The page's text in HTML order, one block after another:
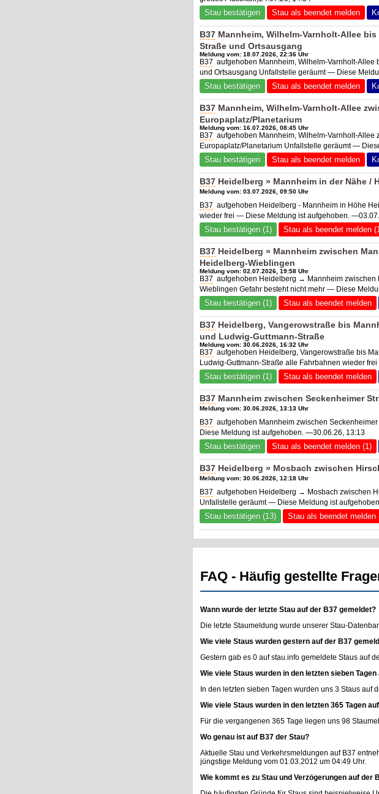
Stau bestätigen Stau als beendet melden
B37 Mannheim, Wilhelm-Varnholt-Allee
Straße und Ortsausgang
Meldung vom: 18.07.2026, 22:36 Uhr
B37 aufgehoben Mannheim, Wilhelm-Varnholt-
und Ortsausgang Unfallstelle geräumt — Diese
Stau bestätigen Stau als beendet melden
B37 Mannheim, Wilhelm-Varnholt-Allee
Europaplatz/Planetarium
Meldung vom: 16.07.2026, 08:45 Uhr
B37 aufgehoben Mannheim, Wilhelm-Varnholt-
Europaplatz/Planetarium Unfallstelle geräumt —
Stau bestätigen Stau als beendet melden
B37 Heidelberg » Mannheim in der Nähe /
Meldung vom: 03.07.2026, 09:50 Uhr
B37 aufgehoben Heidelberg - Mannheim in Höhe
wieder frei — Diese Meldung ist aufgehoben.
Stau bestätigen (1) Stau als beendet melden
B37 Heidelberg » Mannheim zwischen
Heidelberg-Wieblingen
Meldung vom: 02.07.2026, 19:58 Uhr
B37 aufgehoben Heidelberg → Mannheim
Wieblingen Gefahr besteht nicht mehr — Diese
Stau bestätigen (1) Stau als beendet melden
B37 Heidelberg, Vangerowstraße bis
und Ludwig-Guttmann-Straße
Meldung vom: 30.06.2026, 16:32 Uhr
B37 aufgehoben Heidelberg, Vangerowstraße bis
Ludwig-Guttmann-Straße alle Fahrbahnen wieder
Stau bestätigen (1) Stau als beendet melden
B37 Mannheim zwischen Seckenheimer
Meldung vom: 30.06.2026, 13:13 Uhr
B37 aufgehoben Mannheim zwischen
Diese Meldung ist aufgehoben. —30.06.26, 13:13
Stau bestätigen Stau als beendet melden (1)
B37 Heidelberg » Mosbach zwischen
Meldung vom: 30.06.2026, 12:18 Uhr
B37 aufgehoben Heidelberg → Mosbach zwischen
Unfallstelle geräumt — Diese Meldung ist
Stau bestätigen (13) Stau als beendet melden
FAQ - Häufig gestellte
Wann wurde der letzte Stau auf der B37 gemeldet?
Die letzte Staumeldung wurde unserer Stau-
Wie viele Staus wurden gestern auf der B37
Gestern gab es 0 aufstau.info gemeldete Staus auf
Wie viele Staus wurden in den letzten sieben
In den letzten sieben Tagen wurden uns 3 Staus auf
Wie viele Staus wurden in den letzten 365 Tagen
Für die vergangenen 365 Tage liegen uns 98
Wo genau ist auf B37 der Stau?
Aktuelle Stau und Verkehrsmeldungen auf B37
jüngstige Meldung vom 01.03.2012 um 04:49 Uhr.
Wie kommt es zu Stau und Verzögerungen auf der